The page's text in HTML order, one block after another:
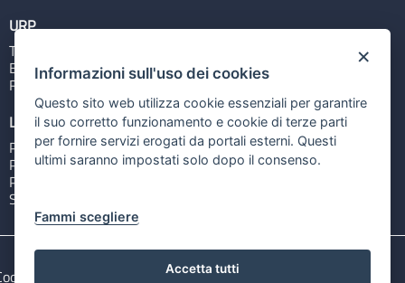
URP
Tel: 800713939
Email:quiregione@regione.puglia.it
Rubrica
Link utili
Portale Istituzionale
PO FESR Puglia 2014-2020
PSR Puglia 2014-2020
Sistema Puglia
e privacy Note legali
×
Informazioni sull'uso dei cookies
Questo sito web utilizza cookie essenziali per garantire
il suo corretto funzionamento e cookie di terze parti
per fornire servizi erogati da portali esterni. Questi
ultimi saranno impostati solo dopo il consenso.
Fammi scegliere
Accetta tutti